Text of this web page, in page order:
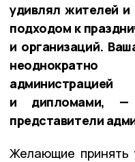
удивлял жителей и
подходом к
и организаций.
и дипломами, —
представители
Желающие принять